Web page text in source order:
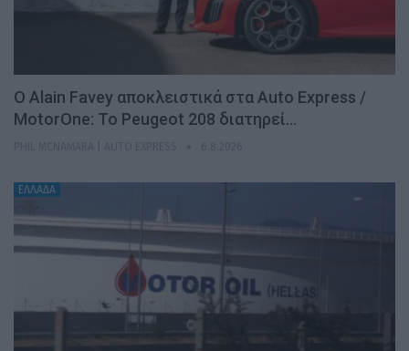
Ο Alain Favey αποκλειστικά στα Auto Express /
MotorOne: Το Peugeot 208 διατηρεί…
ΕΛΛΑΔΑ